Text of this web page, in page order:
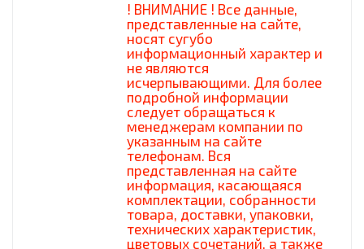
! ВНИМАНИЕ ! Все данные,
представленные на сайте,
носят сугубо
информационный характер и
не являются
исчерпывающими. Для более
подробной информации
следует обращаться к
менеджерам компании по
указанным на сайте
телефонам. Вся
представленная на сайте
информация, касающаяся
комплектации, собранности
товара, доставки, упаковки,
технических характеристик,
цветовых сочетаний, а также